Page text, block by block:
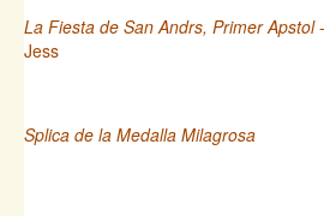
La Fiesta de San Andrs, Primer Apstol-
Jess
Splica de la Medalla Milagrosa